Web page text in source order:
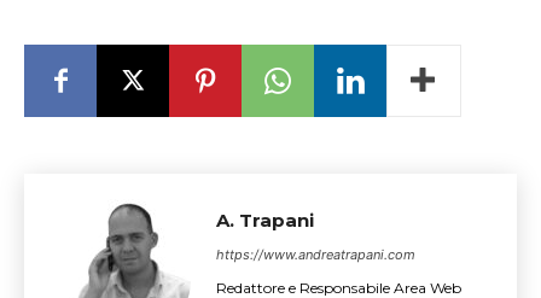
A. Trapani
https://www.andreatrapani.com
Redattore e Responsabile Area Web